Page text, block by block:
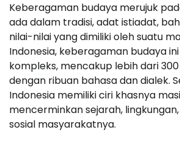
Keberagaman budaya merujuk
ada dalam tradisi, adat istiadat,
nilai-nilai yang dimiliki oleh suatu
Indonesia, keberagaman budaya
kompleks, mencakup lebih dari
dengan ribuan bahasa dan dialek.
Indonesia memiliki ciri khasnya
mencerminkan sejarah,
sosial masyarakatnya.